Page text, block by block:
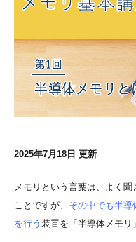
2025年7月18日 更新
メモリという言葉は、よく
ことですが、 その中でも半導
を行う 装置を「半導体メモリ